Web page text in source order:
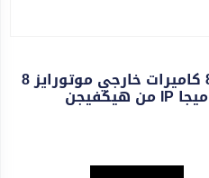
طقم 8 كاميرات خارجي موتورايز 8
ميجا IP من هيكفيجن